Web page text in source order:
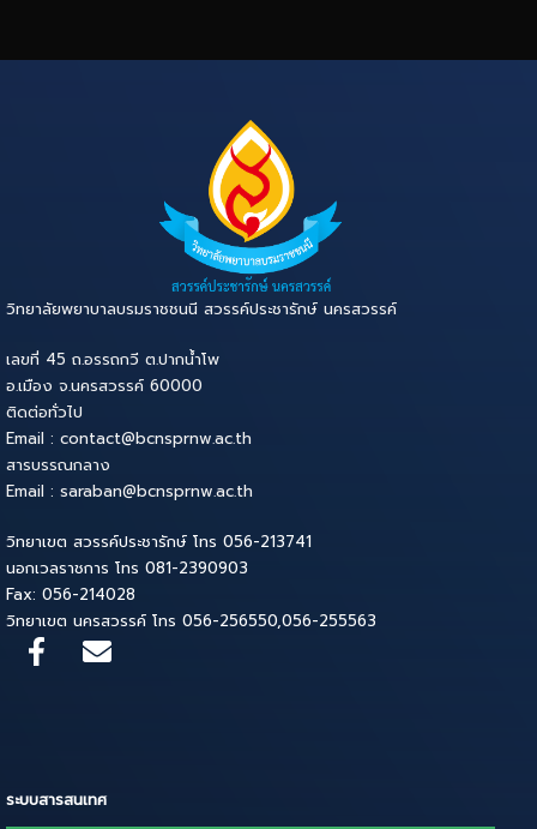
วิทยาลัยพยาบาลบรมราชชนนี สวรรค์ประชารักษ์ นครสวรรค์
เลขที่ 45 ถ.อรรถกวี ต.ปากน้ำโพ
อ.เมือง จ.นครสวรรค์ 60000
ติดต่อทั่วไป
Email : contact@bcnsprnw.ac.th
สารบรรณกลาง
Email : saraban@bcnsprnw.ac.th
วิทยาเขต สวรรค์ประชารักษ์ โทร 056-213741
นอกเวลราชการ โทร 081-2390903
Fax: 056-214028
วิทยาเขต นครสวรรค์ โทร 056-256550,056-255563
ระบบสารสนเทศ